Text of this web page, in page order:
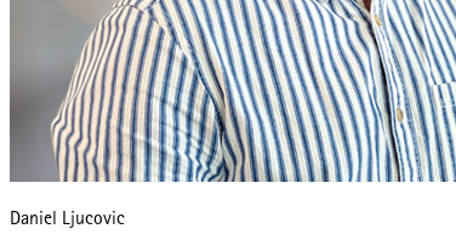
Daniel Ljucovic